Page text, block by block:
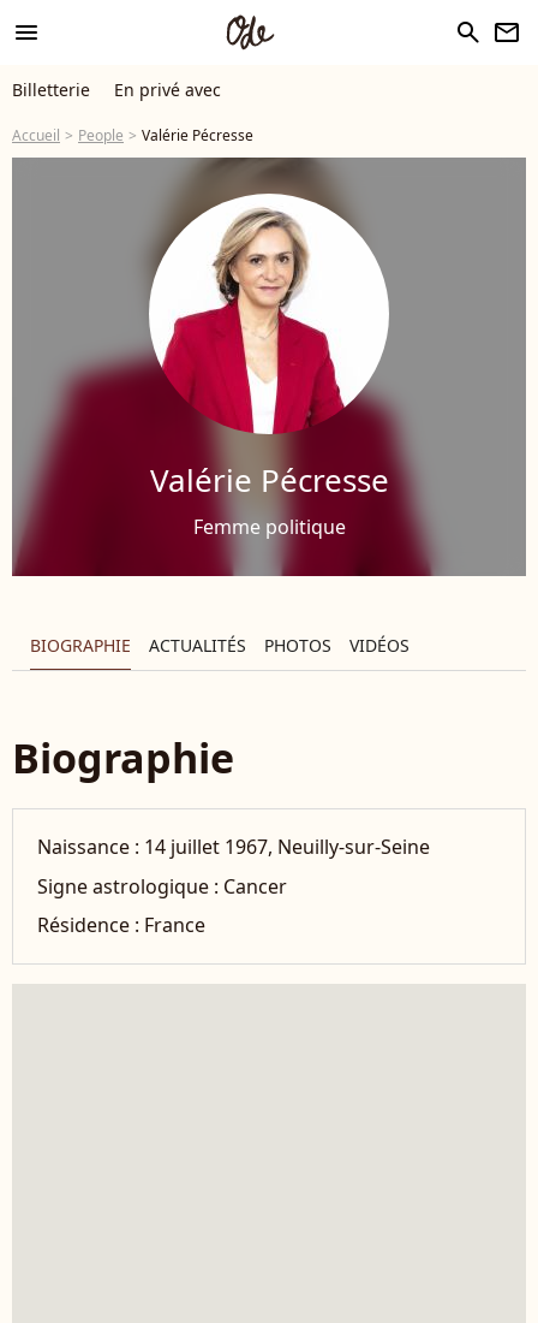
menu search newsletter
Billetterie En privé avec
Accueil People Valérie Pécresse
Valérie Pécresse
Femme politique
BIOGRAPHIE ACTUALITÉS PHOTOS VIDÉOS
Biographie
Naissance : 14 juillet 1967, Neuilly-sur-Seine
Signe astrologique : Cancer
Résidence : France